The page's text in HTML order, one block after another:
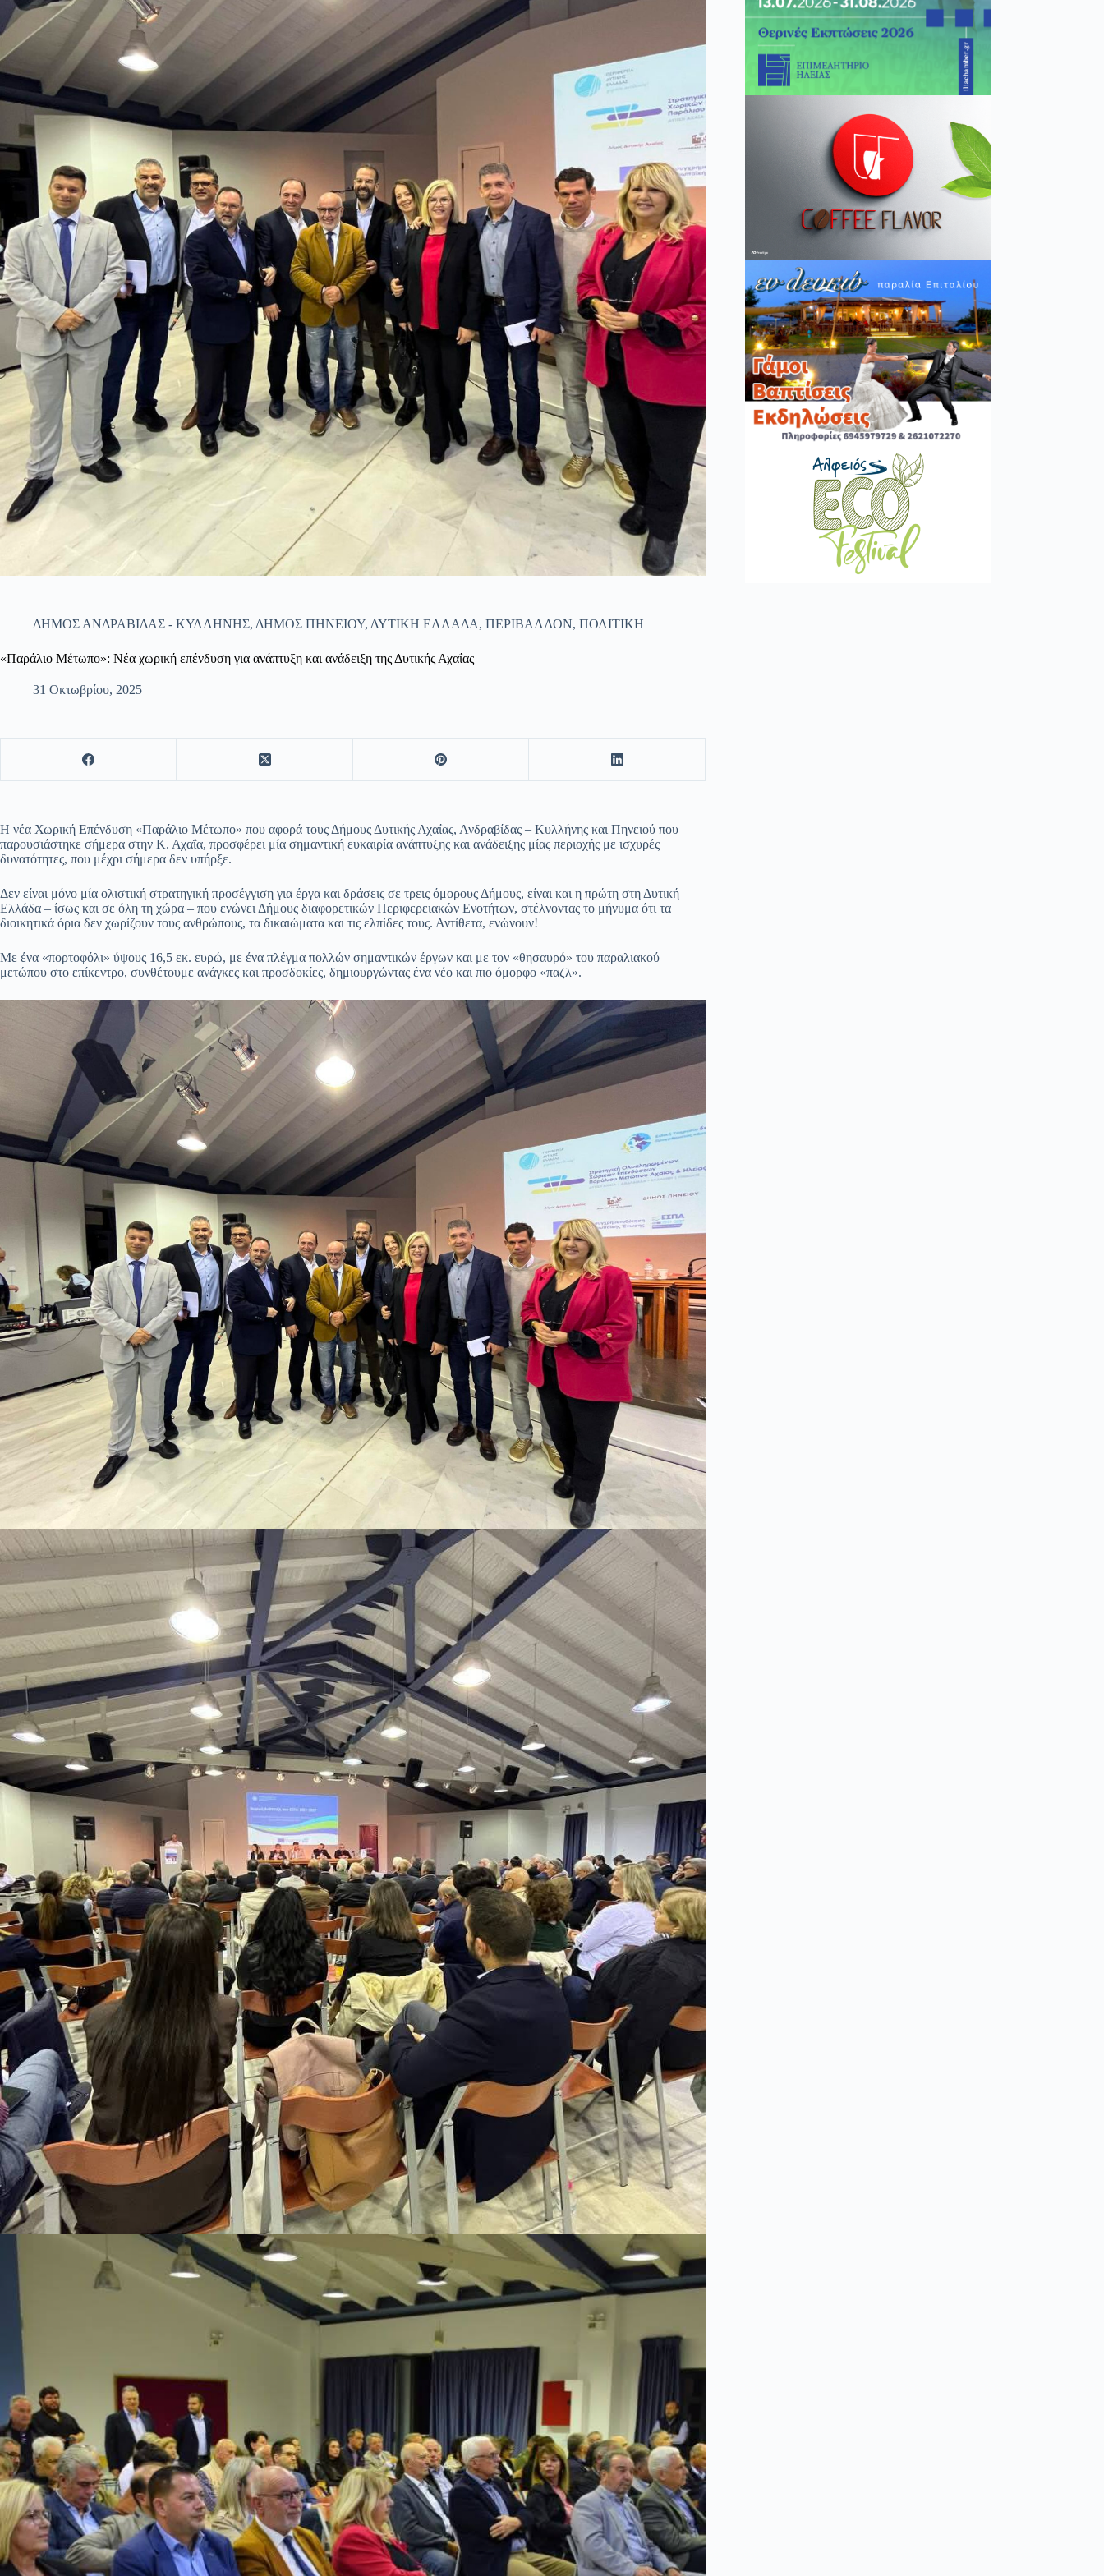
ΔΗΜΟΣ ΑΝΔΡΑΒΙΔΑΣ - ΚΥΛΛΗΝΗΣ, ΔΗΜΟΣ ΠΗΝΕΙΟΥ, ΔΥΤΙΚΗ ΕΛΛΑΔΑ, ΠΕΡΙΒΑΛΛΟΝ, ΠΟΛΙΤΙΚΗ
«Παράλιο Μέτωπο»: Νέα χωρική επένδυση για ανάπτυξη και ανάδειξη της Δυτικής Αχαΐας
31 Οκτωβρίου, 2025
Η νέα Χωρική Επένδυση «Παράλιο Μέτωπο» που αφορά τους Δήμους Δυτικής Αχαΐας, Ανδραβίδας – Κυλλήνης και Πηνειού που
παρουσιάστηκε σήμερα στην Κ. Αχαΐα, προσφέρει μία σημαντική ευκαιρία ανάπτυξης και ανάδειξης μίας περιοχής με ισχυρές
δυνατότητες, που μέχρι σήμερα δεν υπήρξε.
Δεν είναι μόνο μία ολιστική στρατηγική προσέγγιση για έργα και δράσεις σε τρεις όμορους Δήμους, είναι και η πρώτη στη Δυτική
Ελλάδα – ίσως και σε όλη τη χώρα – που ενώνει Δήμους διαφορετικών Περιφερειακών Ενοτήτων, στέλνοντας το μήνυμα ότι τα
διοικητικά όρια δεν χωρίζουν τους ανθρώπους, τα δικαιώματα και τις ελπίδες τους. Αντίθετα, ενώνουν!
Με ένα «πορτοφόλι» ύψους 16,5 εκ. ευρώ, με ένα πλέγμα πολλών σημαντικών έργων και με τον «θησαυρό» του παραλιακού
μετώπου στο επίκεντρο, συνθέτουμε ανάγκες και προσδοκίες, δημιουργώντας ένα νέο και πιο όμορφο «παζλ».